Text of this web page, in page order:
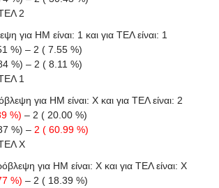
2
για HΜ είναι: 1 και για ΤΕΛ είναι: 1
%) – 2 ( 7.55 %)
%) – 2 ( 8.11 %)
1
για HΜ είναι: X και για ΤΕΛ είναι: 2
%) – 2 ( 20.00 %)
%) – 2 ( 60.99 %)
X
για HΜ είναι: X και για ΤΕΛ είναι: X
%) – 2 ( 18.39 %)